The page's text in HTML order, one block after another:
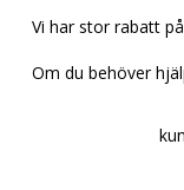
Vi har stor rabatt
Om du behöver